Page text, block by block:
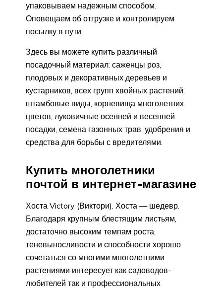
упаковываем надежным способом.
Оповещаем об отгрузке и контролируем
посылку в пути.
Здесь вы можете купить различный
посадочный материал: саженцы роз,
плодовых и декоративных деревьев и
кустарников, всех групп хвойных растений,
штамбовые виды, корневища многолетних
цветов, луковичные осенней и весенней
посадки, семена газонных трав, удобрения и
средства для борьбы с вредителями.
Купить многолетники
почтой в интернет-магазине
Хоста Victory (Виктори). Хоста — шедевр.
Благодаря крупным блестящим листьям,
достаточно высоким темпам роста,
теневыносливости и способности хорошо
сочетаться со многими многолетними
растениями интересует как садоводов-
любителей так и профессиональных